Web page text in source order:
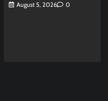
August 5, 2026
0